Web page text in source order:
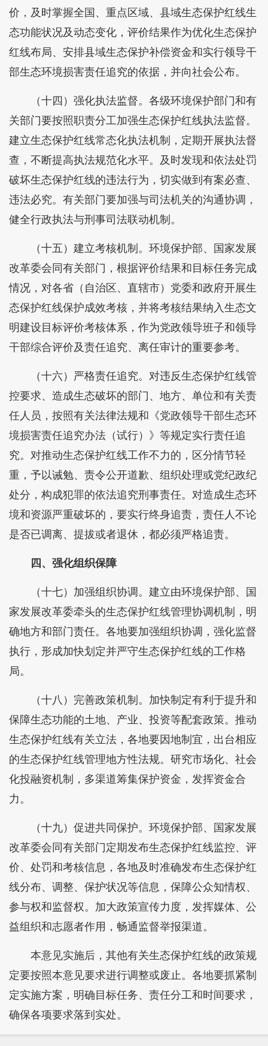
价，及时掌握全国、重点区域、县域生态保护红线生
态功能状况及动态变化，评价结果作为优化生态保护
红线布局、安排县域生态保护补偿资金和实行领导干
部生态环境损害责任追究的依据，并向社会公布。
（十四）强化执法监督。各级环境保护部门和有
关部门要按照职责分工加强生态保护红线执法监督。
建立生态保护红线常态化执法机制，定期开展执法督
查，不断提高执法规范化水平。及时发现和依法处罚
破坏生态保护红线的违法行为，切实做到有案必查、
违法必究。有关部门要加强与司法机关的沟通协调，
健全行政执法与刑事司法联动机制。
（十五）建立考核机制。环境保护部、国家发展
改革委会同有关部门，根据评价结果和目标任务完成
情况，对各省（自治区、直辖市）党委和政府开展生
态保护红线保护成效考核，并将考核结果纳入生态文
明建设目标评价考核体系，作为党政领导班子和领导
干部综合评价及责任追究、离任审计的重要参考。
（十六）严格责任追究。对违反生态保护红线管
控要求、造成生态破坏的部门、地方、单位和有关责
任人员，按照有关法律法规和《党政领导干部生态环
境损害责任追究办法（试行）》等规定实行责任追
究。对推动生态保护红线工作不力的，区分情节轻
重，予以诫勉、责令公开道歉、组织处理或党纪政纪
处分，构成犯罪的依法追究刑事责任。对造成生态环
境和资源严重破坏的，要实行终身追责，责任人不论
是否已调离、提拔或者退休，都必须严格追责。
四、强化组织保障
（十七）加强组织协调。建立由环境保护部、国
家发展改革委牵头的生态保护红线管理协调机制，明
确地方和部门责任。各地要加强组织协调，强化监督
执行，形成加快划定并严守生态保护红线的工作格
局。
（十八）完善政策机制。加快制定有利于提升和
保障生态功能的土地、产业、投资等配套政策。推动
生态保护红线有关立法，各地要因地制宜，出台相应
的生态保护红线管理地方性法规。研究市场化、社会
化投融资机制，多渠道筹集保护资金，发挥资金合
力。
（十九）促进共同保护。环境保护部、国家发展
改革委会同有关部门定期发布生态保护红线监控、评
价、处罚和考核信息，各地及时准确发布生态保护红
线分布、调整、保护状况等信息，保障公众知情权、
参与权和监督权。加大政策宣传力度，发挥媒体、公
益组织和志愿者作用，畅通监督举报渠道。
本意见实施后，其他有关生态保护红线的政策规
定要按照本意见要求进行调整或废止。各地要抓紧制
定实施方案，明确目标任务、责任分工和时间要求，
确保各项要求落到实处。